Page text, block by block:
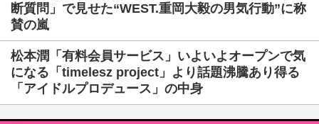
断質問」で見せた“WEST.重岡大毅の男気行動”に称
賛の嵐
松本潤「有料会員サービス」いよいよオープンで気
になる「timelesz project」より話題沸騰あり得る
「アイドルプロデュース」の中身